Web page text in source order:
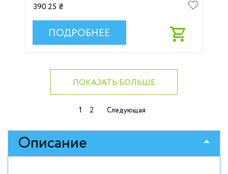
390.25 ₴
ПОДРОБНЕЕ
ПОКАЗАТЬ БОЛЬШЕ
Навигация
1 2 Следующая
Описание